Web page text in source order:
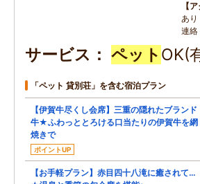
ア
あり
連絡
サービス ペット OK(
「ペット 貸別荘」を含む宿泊プラン
【伊賀牛尽くし会席】三重の隠れたブランド
牛★ふわっととろける口当たりの伊賀牛を網
焼きで
ポイントUP
【お手軽プラン】赤目四十八滝に癒されて…